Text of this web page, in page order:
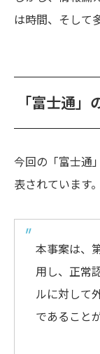
は時間、そして
「富士通」
今回の「富士通
表されています。
本事案は、
用し、正常
ルに対して
であること